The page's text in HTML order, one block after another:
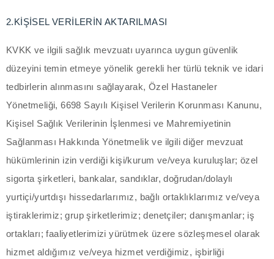
panel
satın al
Panel
Panel
Panel
Panel
Panel
Panel
2.KİŞİSEL VERİLERİN AKTARILMASI
KVKK ve ilgili sağlık mevzuatı uyarınca uygun güvenlik
düzeyini temin etmeye yönelik gerekli her türlü teknik ve idari
tedbirlerin alınmasını sağlayarak, Özel Hastaneler
Yönetmeliği, 6698 Sayılı Kişisel Verilerin Korunması Kanunu,
Kişisel Sağlık Verilerinin İşlenmesi ve Mahremiyetinin
Sağlanması Hakkında Yönetmelik ve ilgili diğer mevzuat
hükümlerinin izin verdiği kişi/kurum ve/veya kuruluşlar; özel
sigorta şirketleri, bankalar, sandıklar, doğrudan/dolaylı
yurtiçi/yurtdışı hissedarlarımız, bağlı ortaklıklarımız ve/veya
iştiraklerimiz; grup şirketlerimiz; denetçiler; danışmanlar; iş
ortakları; faaliyetlerimizi yürütmek üzere sözleşmesel olarak
hizmet aldığımız ve/veya hizmet verdiğimiz, işbirliği